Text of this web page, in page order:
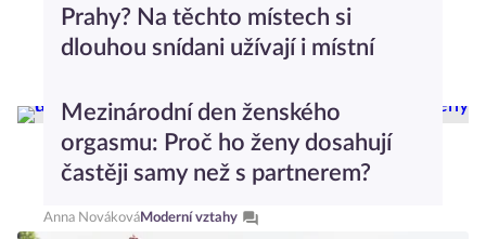
Prahy? Na těchto místech si
dlouhou snídani užívají i místní
Mezinárodní den ženského
orgasmu: Proč ho ženy dosahují
častěji samy než s partnerem?
Anna NovákováModerní vztahy